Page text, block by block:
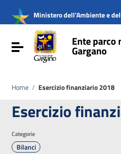
Vai al menu di navigazione
Vai al footer
Ministero dell'Ambiente e
Attiva / disattiva laEnte parco
Gargano
Home / Esercizio finanziario 2018
Esercizio
Categorie
Bilanci